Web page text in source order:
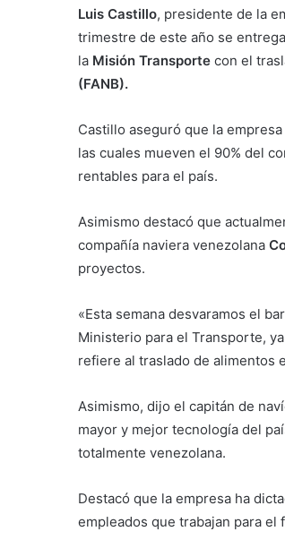
Luis Castillo, presidente de la
trimestre de este año se
la Misión Transporte con el
(FANB).
Castillo aseguró que la
las cuales mueven el 90% del
rentables para el país.
Asimismo destacó que
compañía naviera venezolana
proyectos.
«Esta semana desvaramos el
Ministerio para el Transporte,
refiere al traslado de alimentos
Asimismo, dijo el capitán de
mayor y mejor tecnología del
totalmente venezolana.
Destacó que la empresa ha
empleados que trabajan para